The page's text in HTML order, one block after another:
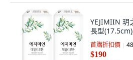
YEJIMIIN 玥
長型
首購折扣價 48
$190